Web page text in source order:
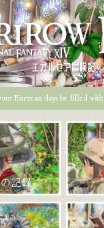
エオルゼア冒険記
Eorzean days be filled with
記録